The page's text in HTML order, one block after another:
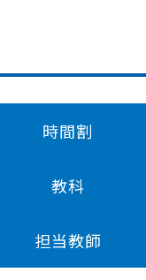
時間割
教科
担当教師